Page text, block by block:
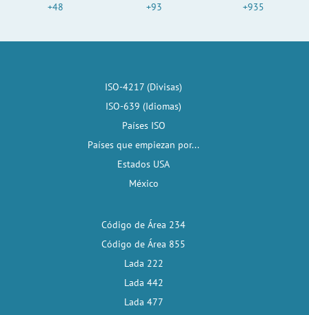
+48
+93
+935
ISO-4217 (Divisas)
ISO-639 (Idiomas)
Países ISO
Países que empiezan por...
Estados USA
México
Código de Área 234
Código de Área 855
Lada 222
Lada 442
Lada 477